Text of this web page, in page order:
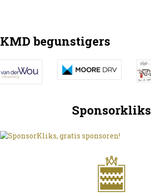
KMD begunstigers
Sponsorkliks